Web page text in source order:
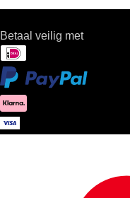
Betaal veilig met